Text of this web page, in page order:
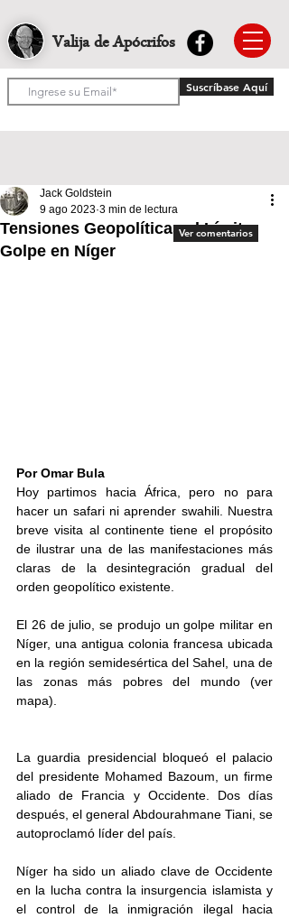
Valija de Apócrifos
Suscríbase Aquí
Tensiones Geopolíticas al Límite:
Golpe en Níger
Jack Goldstein
9 ago 2023 3 min de lectura
Por Omar Bula
Hoy partimos hacia África, pero no para
hacer un safari ni aprender swahili. Nuestra
breve visita al continente tiene el propósito
de ilustrar una de las manifestaciones más
claras de la desintegración gradual del
orden geopolítico existente.
El 26 de julio, se produjo un golpe militar en
Níger, una antigua colonia francesa ubicada
en la región semidesértica del Sahel, una de
las zonas más pobres del mundo (ver
mapa).
La guardia presidencial bloqueó el palacio
del presidente Mohamed Bazoum, un firme
aliado de Francia y Occidente. Dos días
después, el general Abdourahmane Tiani, se
autoproclamó líder del país.
Níger ha sido un aliado clave de Occidente
en la lucha contra la insurgencia islamista y
el control de la inmigración ilegal hacia
Ver comentarios